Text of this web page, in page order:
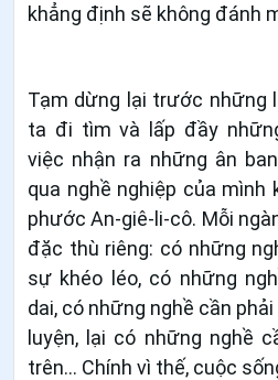
khẳng định sẽ không đánh
Tạm dừng lại trước những
ta đi tìm và lấp đầy
việc nhận ra những ân
qua nghề nghiệp của mình
phước An-giê-li-cô. Mỗi
đặc thù riêng: có những
sự khéo léo, có những
dai, có những nghề cần
luyện, lại có những nghề
trên... Chính vì thế, cuộc